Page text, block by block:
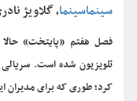
سینماسینما، گلاویژ
فصل هفتم «پایتخت»
تلویزیون شده است. سریالی
کرد؛ طوری که برای مدیران